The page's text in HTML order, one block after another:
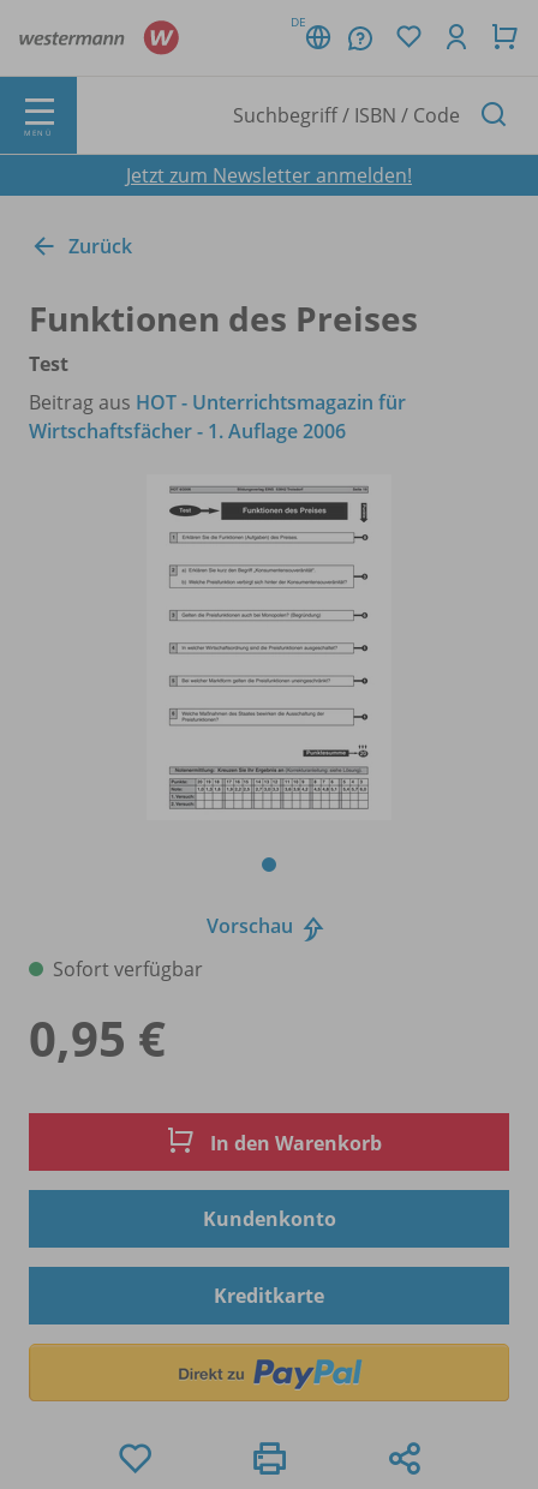
DE
MENÜ
Jetzt zum Newsletter anmelden!
Zurück
Funktionen des Preises
Test
Beitrag aus HOT - Unterrichtsmagazin für
Wirtschaftsfächer - 1. Auflage 2006
Vorschau
Sofort verfügbar
0,95 €
In den Warenkorb
Kundenkonto
Kreditkarte